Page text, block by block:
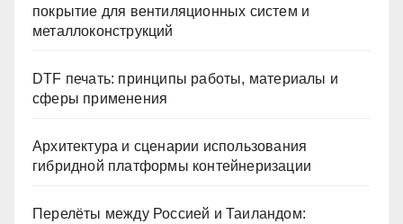
покрытие для вентиляционных систем и
металлоконструкций
DTF печать: принципы работы, материалы и
сферы применения
Архитектура и сценарии использования
гибридной платформы контейнеризации
Перелёты между Россией и Таиландом: